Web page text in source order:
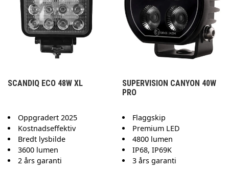
SCANDIQ ECO 48W XL
Oppgradert 2025
Kostnadseffektiv
Bredt lysbilde
3600 lumen
2 års garanti
SUPERVISION CANYON 40W
PRO
Flaggskip
Premium LED
4800 lumen
IP68, IP69K
3 års garanti